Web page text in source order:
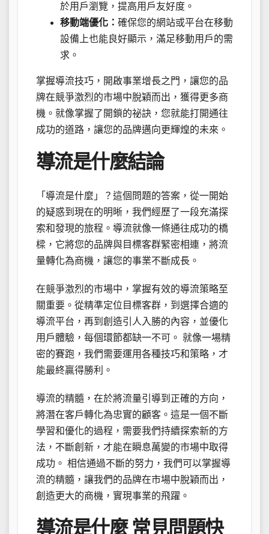
於用戶瀏覽，提高用戶友好度。
移動端優化： 確保您的網站或平台在移動
設備上也能良好顯示，滿足移動用戶的需
求。
掌握導流技巧，開啟事業增長之門，讓您的品
牌在競爭激烈的市場中脫穎而出，獲得更多商
機。就像掌握了開鎖的祕訣，您就能打開通往
成功的道路，讓您的品牌邁向更輝煌的未來。
導流是什麼結論
「導流是什麼」？這個問題的答案，從一開始
的疑惑到現在的明晰，我們經歷了一段充滿探
索和發現的旅程。導流就像一條通往成功的橋
樑，它將您的品牌與目標客群緊密相連，將流
量轉化為商機，讓您的事業不斷成長。
在競爭激烈的市場中，掌握有效的導流策略至
關重要。從精準定位目標客群，到選擇合適的
導流平台，再到創造引人入勝的內容，並優化
用戶體驗，每個環節都缺一不可。 就像一場精
密的賽跑，我們需要運用各種技巧和策略，才
能最終贏得勝利。
導流的精髓，在於將流量引導到正確的方向，
將潛在客戶轉化為忠實的顧客。這是一個不斷
學習和優化的過程，需要我們持續探索新的方
法，不斷創新，才能在瞬息萬變的市場中取得
成功。 相信通過不斷的努力，我們可以掌握導
流的精髓，讓我們的品牌在市場中脫穎而出，
創造更大的商機，實現事業的飛躍。
導流是什麼 常見問題快